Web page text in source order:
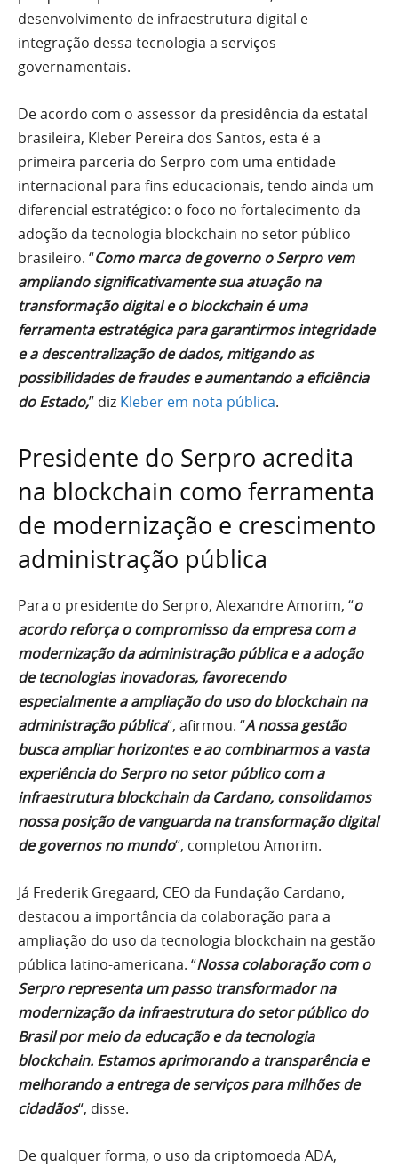
desenvolvimento de infraestrutura digital e
integração dessa tecnologia a serviços
governamentais.
De acordo com o assessor da presidência da estatal
brasileira, Kleber Pereira dos Santos, esta é a
primeira parceria do Serpro com uma entidade
internacional para fins educacionais, tendo ainda um
diferencial estratégico: o foco no fortalecimento da
adoção da tecnologia blockchain no setor público
brasileiro. “Como marca de governo o Serpro vem
ampliando significativamente sua atuação na
transformação digital e o blockchain é uma
ferramenta estratégica para garantirmos integridade
e a descentralização de dados, mitigando as
possibilidades de fraudes e aumentando a eficiência
do Estado,” diz Kleber em nota pública.
Presidente do Serpro acredita
na blockchain como ferramenta
de modernização e crescimento
administração pública
Para o presidente do Serpro, Alexandre Amorim, “o
acordo reforça o compromisso da empresa com a
modernização da administração pública e a adoção
de tecnologias inovadoras, favorecendo
especialmente a ampliação do uso do blockchain na
administração pública“, afirmou. “A nossa gestão
busca ampliar horizontes e ao combinarmos a vasta
experiência do Serpro no setor público com a
infraestrutura blockchain da Cardano, consolidamos
nossa posição de vanguarda na transformação digital
de governos no mundo“, completou Amorim.
Já Frederik Gregaard, CEO da Fundação Cardano,
destacou a importância da colaboração para a
ampliação do uso da tecnologia blockchain na gestão
pública latino-americana. “Nossa colaboração com o
Serpro representa um passo transformador na
modernização da infraestrutura do setor público do
Brasil por meio da educação e da tecnologia
blockchain. Estamos aprimorando a transparência e
melhorando a entrega de serviços para milhões de
cidadãos“, disse.
De qualquer forma, o uso da criptomoeda ADA,